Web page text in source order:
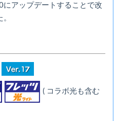
にアップデートすることで改
( コラボ光も含む